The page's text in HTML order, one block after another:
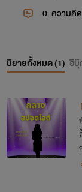
0 ความคิ
นิยายทั้งหมด (1) อี